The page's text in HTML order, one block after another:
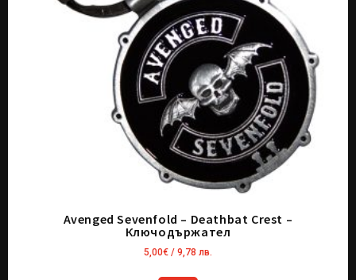
Avenged Sevenfold – Deathbat Crest –
Ключодържател
5,00€ / 9,78 лв.